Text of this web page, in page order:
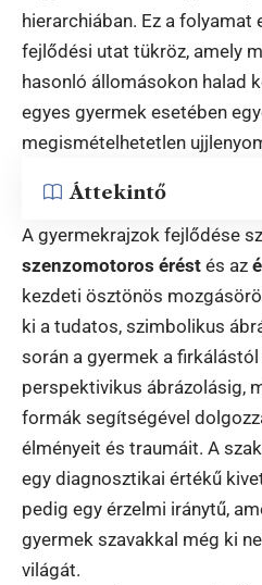
hierarchiában. Ez a folyamat
fejlődési utat tükröz, amely
hasonló állomásokon halad
egyes gyermek esetében
megismételhetetlen
Áttekintő
A gyermekrajzok fejlődése
szenzomotoros érést és az
kezdeti ösztönös
ki a tudatos, szimbolikus
során a gyermek a
perspektivikus ábrázolásig,
formák segítségével
élményeit és traumáit. A
egy diagnosztikai értékű
pedig egy érzelmi iránytű,
gyermek szavakkal még ki
világát.